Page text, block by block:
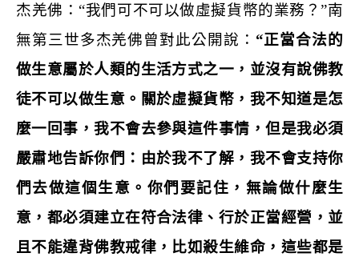
杰羌佛： “我們可不可以做虛擬貨幣的業務？”南
無第三世多杰羌佛曾對此公開說： “正當合法的
做生意屬於人類的生活方式之一，並沒有說佛教
徒不可以做生意。關於虛擬貨幣，我不知道是怎
麼一回事，我不會去參與這件事情，但是我必須
嚴肅地告訴你們：由於我不了解，我不會支持你
們去做這個生意。你們要記住，無論做什麼生
意，都必須建立在符合法律、行於正當經營，並
且不能違背佛教戒律，比如殺生維命，這些都是